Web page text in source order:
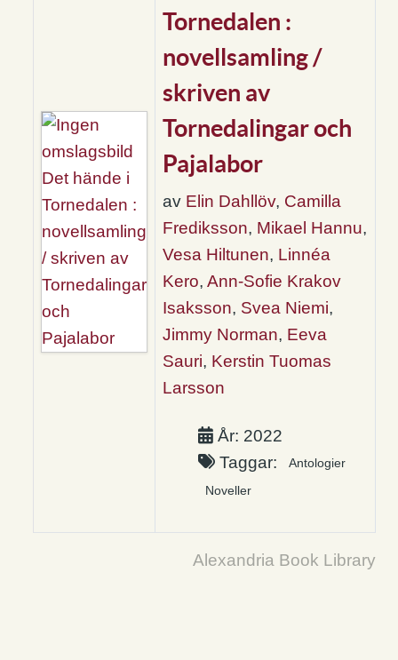
Tornedalen :
novellsamling /
skriven av
Tornedalingar och
Pajalabor
av Elin Dahllöv, Camilla
Frediksson, Mikael Hannu,
Vesa Hiltunen, Linnéa
Kero, Ann-Sofie Krakov
Isaksson, Svea Niemi,
Jimmy Norman, Eeva
Sauri, Kerstin Tuomas
Larsson
År: 2022
Taggar:
Antologier
Noveller
Alexandria Book Library